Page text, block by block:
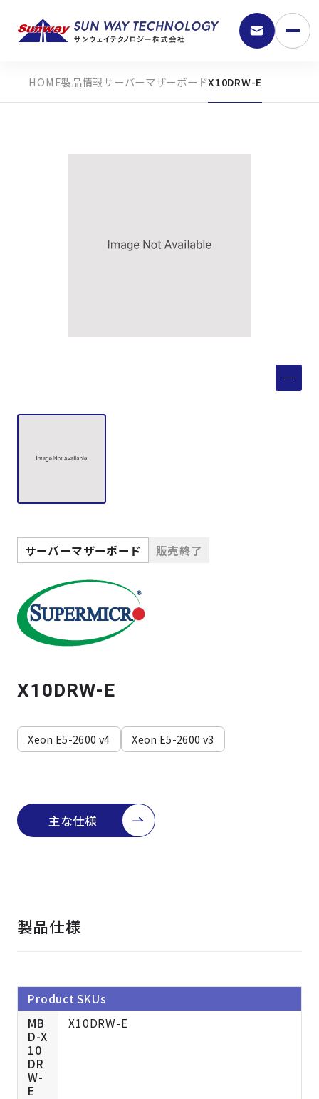
9:30 - 18:00
ニュース
よくある質問
製品検索
会社案内
製品情報サーバーマザーボードX10DRW-E
サーバーマザーボード 販売終了
X10DRW-E
Xeon E5-2600 v4 Xeon E5-2600 v3
主な仕様
製品仕様
Product SKUs
MB
D-X
10
DR
W-
E
X10DRW-E